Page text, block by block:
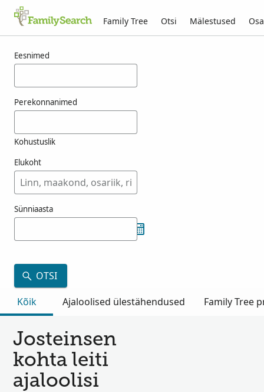
Family Tree Otsi Mälestused
Eesnimed
Perekonnanimed
Kohustuslik
Elukoht
Sünniaasta
OTSI
Kõik
Ajaloolised ülestähendused Family Tree
Josteinsen
kohta leiti
ajaloolisi